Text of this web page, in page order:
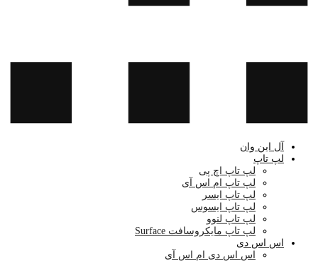
آل این وان
لپ تاپ
لپ تاپ اچ پی
لپ تاپ ام اس آی
لپ تاپ ایسر
لپ تاپ ایسوس
لپ تاپ لنوو
لپ تاپ مایکروسافت Surface
اس اس دی
اس اس دی ام اس آی